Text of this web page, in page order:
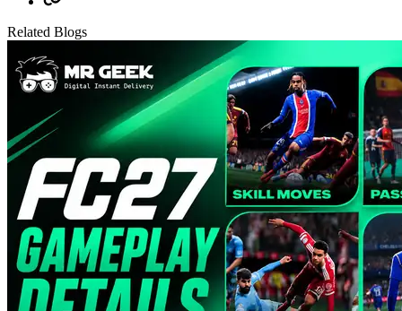
Related Blogs